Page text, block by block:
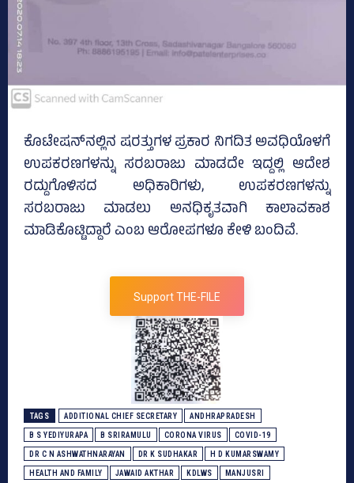
ಕೊಟೇಷನ್‌ನಲ್ಲಿನ ಷರತ್ತುಗಳ ಪ್ರಕಾರ ನಿಗದಿತ ಅವಧಿಯೊಳಗೆ
ಉಪಕರಣಗಳನ್ನು ಸರಬರಾಜು ಮಾಡದೇ ಇದ್ದಲ್ಲಿ ಆದೇಶ
ರದ್ದುಗೊಳಿಸದ ಅಧಿಕಾರಿಗಳು, ಉಪಕರಣಗಳನ್ನು
ಸರಬರಾಜು ಮಾಡಲು ಅನಧಿಕೃತವಾಗಿ ಕಾಲಾವಕಾಶ
ಮಾಡಿಕೊಟ್ಟಿದ್ದಾರೆ ಎಂಬ ಆರೋಪಗಳೂ ಕೇಳಿ ಬಂದಿವೆ.
Support THE-FILE
TAGS ADDITIONAL CHIEF SECRETARY ANDHRAPRADESH
B S YEDIYURAPA B SRIRAMULU CORONA VIRUS COVID-19
DR C N ASHWATHNARAYAN DR K SUDHAKAR H D KUMARSWAMY
HEALTH AND FAMILY JAWAID AKTHAR KDLWS MANJUSRI